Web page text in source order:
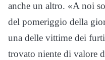
anche un altro. «A noi
del pomeriggio della
una delle vittime dei
trovato niente di valore